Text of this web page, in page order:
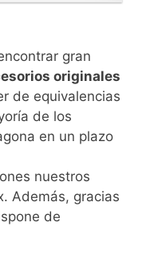
gran
originales
de equivalencias
de los
en un plazo
nuestros
Además, gracias
de